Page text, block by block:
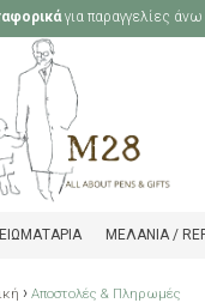
για παραγγελίες
ΜΕΛΆΝΙΑ /
› Αποστολές & Πληρωμές